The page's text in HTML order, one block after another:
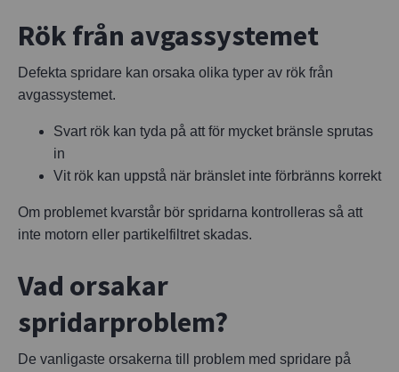
Rök från avgassystemet
Defekta spridare kan orsaka olika typer av rök från
avgassystemet.
Svart rök kan tyda på att för mycket bränsle sprutas
in
Vit rök kan uppstå när bränslet inte förbränns korrekt
Om problemet kvarstår bör spridarna kontrolleras så att
inte motorn eller partikelfiltret skadas.
Vad orsakar
spridarproblem?
De vanligaste orsakerna till problem med spridare på